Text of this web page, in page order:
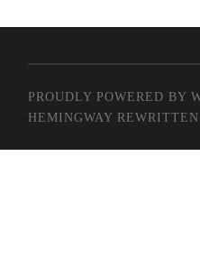
PROUDLY POWERED BY
HEMINGWAY